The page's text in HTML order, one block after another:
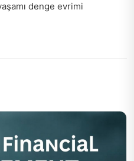
denge evrimi